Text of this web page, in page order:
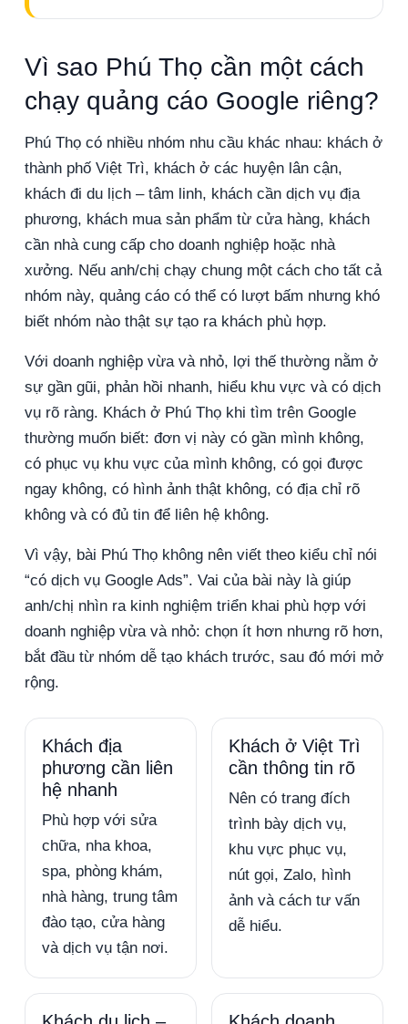
Vì sao Phú Thọ cần một cách
chạy quảng cáo Google riêng?
Phú Thọ có nhiều nhóm nhu cầu khác nhau: khách ở
thành phố Việt Trì, khách ở các huyện lân cận,
khách đi du lịch – tâm linh, khách cần dịch vụ địa
phương, khách mua sản phẩm từ cửa hàng, khách
cần nhà cung cấp cho doanh nghiệp hoặc nhà
xưởng. Nếu anh/chị chạy chung một cách cho tất cả
nhóm này, quảng cáo có thể có lượt bấm nhưng khó
biết nhóm nào thật sự tạo ra khách phù hợp.
Với doanh nghiệp vừa và nhỏ, lợi thế thường nằm ở
sự gần gũi, phản hồi nhanh, hiểu khu vực và có dịch
vụ rõ ràng. Khách ở Phú Thọ khi tìm trên Google
thường muốn biết: đơn vị này có gần mình không,
có phục vụ khu vực của mình không, có gọi được
ngay không, có hình ảnh thật không, có địa chỉ rõ
không và có đủ tin để liên hệ không.
Vì vậy, bài Phú Thọ không nên viết theo kiểu chỉ nói
“có dịch vụ Google Ads”. Vai của bài này là giúp
anh/chị nhìn ra kinh nghiệm triển khai phù hợp với
doanh nghiệp vừa và nhỏ: chọn ít hơn nhưng rõ hơn,
bắt đầu từ nhóm dễ tạo khách trước, sau đó mới mở
rộng.
Khách địa
phương cần liên
hệ nhanh
Phù hợp với sửa
chữa, nha khoa,
spa, phòng khám,
nhà hàng, trung tâm
đào tạo, cửa hàng
và dịch vụ tận nơi.
Khách ở Việt Trì
cần thông tin rõ
Nên có trang đích
trình bày dịch vụ,
khu vực phục vụ,
nút gọi, Zalo, hình
ảnh và cách tư vấn
dễ hiểu.